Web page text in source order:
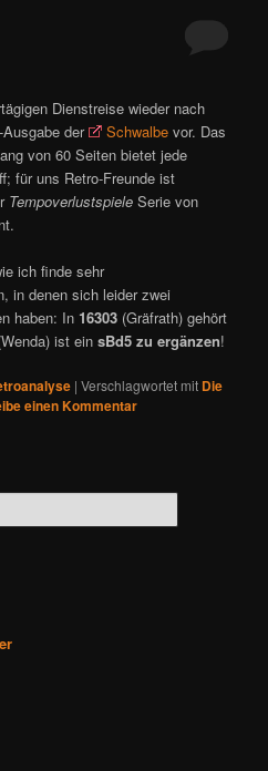
Dienstreise wieder nach
Ausgabe der
Schwalbe vor. Das
von 60 Seiten bietet jede
für uns Retro-Freunde ist
Tempoverlustspiele Serie von
ich finde sehr
in denen sich leider zwei
haben: In 16303 (Gräfrath) gehört
ist einsBd5 zu ergänzen!
|Verschlagwortet mit Die
einen Kommentar